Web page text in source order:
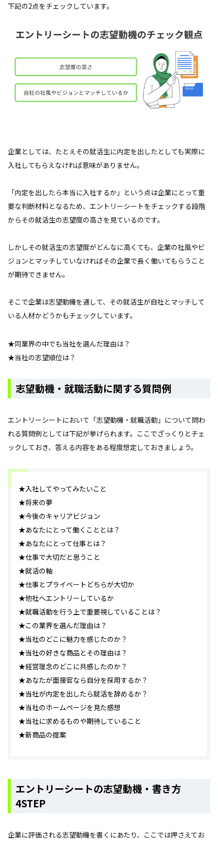
下記の2点をチェックしています。
企業としては、たとえその就活生に内定を出したとしても実際に
入社してもらえなければ意味がありません。
「内定を出したら本当に入社するか」という点は企業にとって重
要な判断材料となるため、エントリーシートをチェックする段階
からその就活生の志望度の高さを見ているのです。
しかしその就活生の志望度がどんなに高くても、企業の社風やビ
ジョンとマッチしていなければその企業で長く働いてもらうこと
が期待できません。
そこで企業は志望動機を通して、その就活生が自社とマッチして
いる人材かどうかもチェックしています。
★同業界の中でも当社を選んだ理由は？
★当社の志望順位は？
志望動機・就職活動に関する質問例
エントリーシートにおいて「志望動機・就職活動」について問わ
れる質問例としては下記が挙げられます。ここでざっくりとチェ
ックしておき、答える内容をある程度想定しておきましょう。
★入社してやってみたいこと
★将来の夢
★今後のキャリアビジョン
★あなたにとって働くこととは？
★あなたにとって仕事とは？
★仕事で大切だと思うこと
★就活の軸
★仕事とプライベートどちらが大切か
★他社へエントリーしているか
★就職活動を行う上で重要視していることは？
★この業界を選んだ理由は？
★当社のどこに魅力を感じたのか？
★当社の好きな商品とその理由は？
★経営理念のどこに共感したのか？
★あなたが面接官なら自分を採用するか？
★当社が内定を出したら就活を辞めるか？
★当社のホームページを見た感想
★当社に求めるものや期待していること
★新商品の提案
エントリーシートの志望動機・書き方
4STEP
企業に評価される志望動機を書くにあたり、ここでは押さえてお